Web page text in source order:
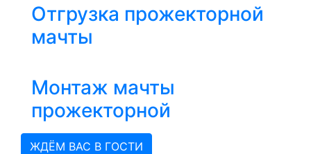
Отгрузка прожекторной
мачты
Монтаж мачты
прожекторной
ЖДЁМ ВАС В ГОСТИ